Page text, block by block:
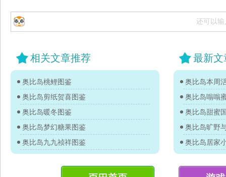
还可以输
相关文章推荐
奥比岛桃鲤图鉴
奥比岛剪纸贺喜图鉴
奥比岛暖冬图鉴
奥比岛梦幻糖果图鉴
奥比岛九九祯祥图鉴
最新文
奥比岛本周
奥比岛嗡嗡
奥比岛甜蜜
奥比岛旷野
奥比岛居家